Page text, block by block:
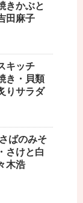
きかぶと
田麻子
キッチ
き・貝類
りサラダ
ばのみそ
さけと白
木浩